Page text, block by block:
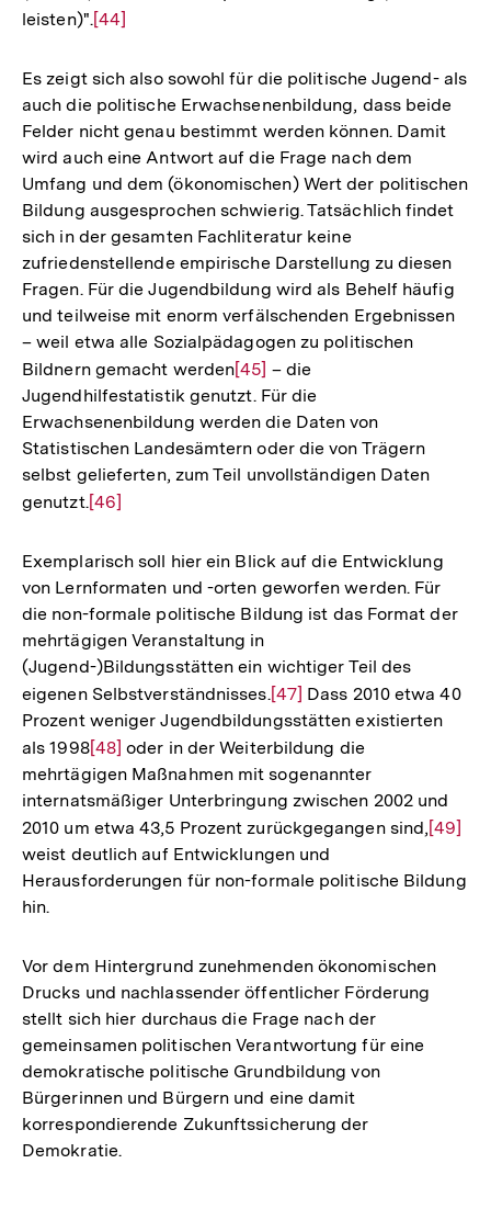
leisten)".Zur
der
Fußnote
[44]
Es zeigt sich also sowohl für die politische Jugend- als
auch die politische Erwachsenenbildung, dass beide
Felder nicht genau bestimmt werden können. Damit
wird auch eine Antwort auf die Frage nach dem
Umfang und dem (ökonomischen) Wert der politischen
Bildung ausgesprochen schwierig. Tatsächlich findet
sich in der gesamten Fachliteratur keine
zufriedenstellende empirische Darstellung zu diesen
Fragen. Für die Jugendbildung wird als Behelf häufig
und teilweise mit enorm verfälschenden Ergebnissen
– weil etwa alle Sozialpädagogen zu politischen
Bildnern gemacht werdenZur
Auflösung
der
Fußnote
[45] – die
Jugendhilfestatistik genutzt. Für die
Erwachsenenbildung werden die Daten von
Statistischen Landesämtern oder die von Trägern
selbst gelieferten, zum Teil unvollständigen Daten
genutzt.Zur
der
Fußnote
[46]
Exemplarisch soll hier ein Blick auf die Entwicklung
von Lernformaten und -orten geworfen werden. Für
die non-formale politische Bildung ist das Format der
mehrtägigen Veranstaltung in
(Jugend-)Bildungsstätten ein wichtiger Teil des
eigenen Selbstverständnisses.Zur
Auflösung
der
Fußnote
[47] Dass 2010 etwa 40
Prozent weniger Jugendbildungsstätten existierten
als 1998Zur
Auflösung
der
Fußnote
[48] oder in der Weiterbildung die
mehrtägigen Maßnahmen mit sogenannter
internatsmäßiger Unterbringung zwischen 2002 und
2010 um etwa 43,5 Prozent zurückgegangen sind,Zur
der
[49]
weist deutlich auf Entwicklungen und
Herausforderungen für non-formale politische Bildung
hin.
Vor dem Hintergrund zunehmenden ökonomischen
Drucks und nachlassender öffentlicher Förderung
stellt sich hier durchaus die Frage nach der
gemeinsamen politischen Verantwortung für eine
demokratische politische Grundbildung von
Bürgerinnen und Bürgern und eine damit
korrespondierende Zukunftssicherung der
Demokratie.